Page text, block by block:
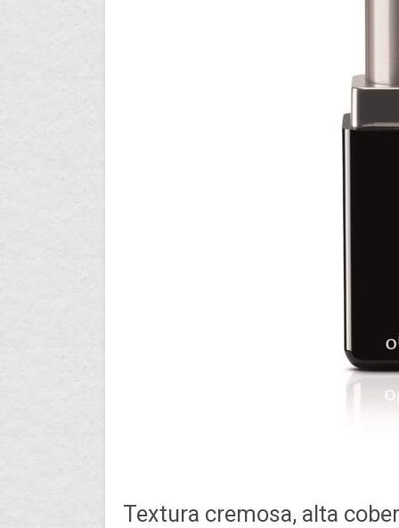
Textura cremosa, alta